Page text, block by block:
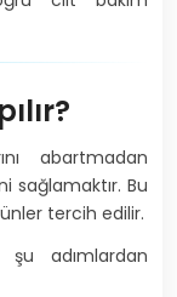
abartmadan
sağlamaktır. Bu
tercih edilir.
şu adımlardan